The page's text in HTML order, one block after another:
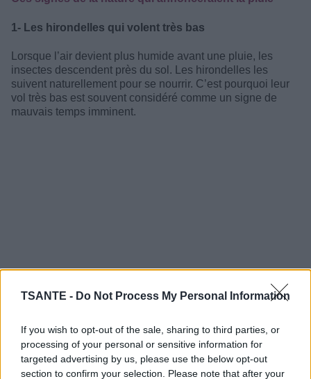
TSANTE - Do Not Process My Personal Information
If you wish to opt-out of the sale, sharing to third parties, or
processing of your personal or sensitive information for
targeted advertising by us, please use the below opt-out
section to confirm your selection. Please note that after your
1- Les hirondelles qui volent très bas
Lorsque l’air devient plus humide avant une pluie, les
insectes descendent près du sol. Les hirondelles les
suivent naturellement pour se nourrir. C’est pourquoi leur
vol très bas est souvent considéré comme un signe de
mauvais temps imminent.
2- Le chat qui se lave le visage